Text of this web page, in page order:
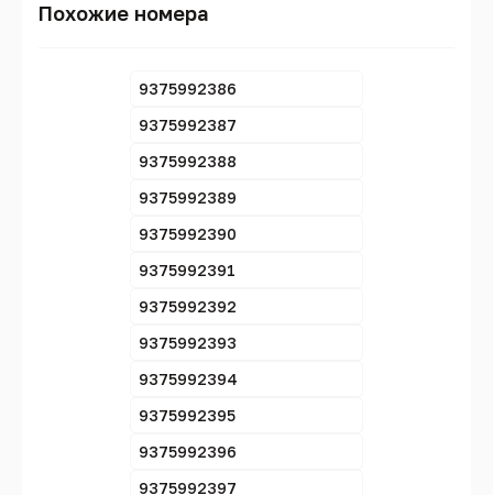
Похожие номера
9375992386
9375992387
9375992388
9375992389
9375992390
9375992391
9375992392
9375992393
9375992394
9375992395
9375992396
9375992397